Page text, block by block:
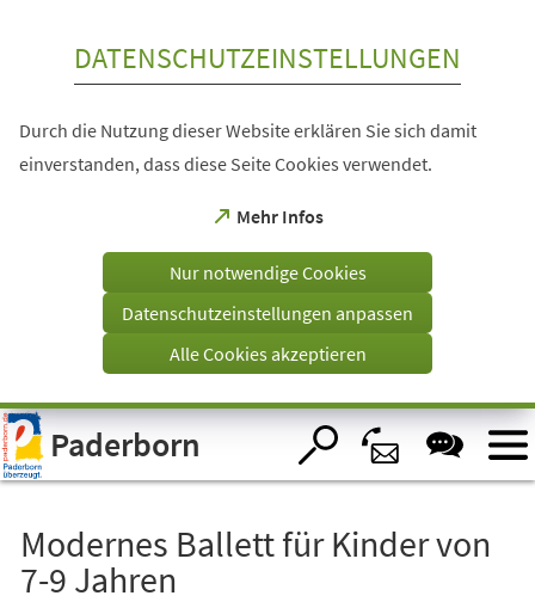
Visuelle
Assistenzsoftware
öffnen.
DATENSCHUTZEINSTELLUNGEN
Durch die Nutzung dieser Website erklären Sie sich damit
einverstanden, dass diese Seite Cookies verwendet.
Mehr Infos
(Öffnet
einem
Tab)
Nur notwendige Cookies
Datenschutzeinstellungen anpassen
Alle Cookies akzeptieren
Paderborn
Modernes Ballett für Kinder von
7-9 Jahren